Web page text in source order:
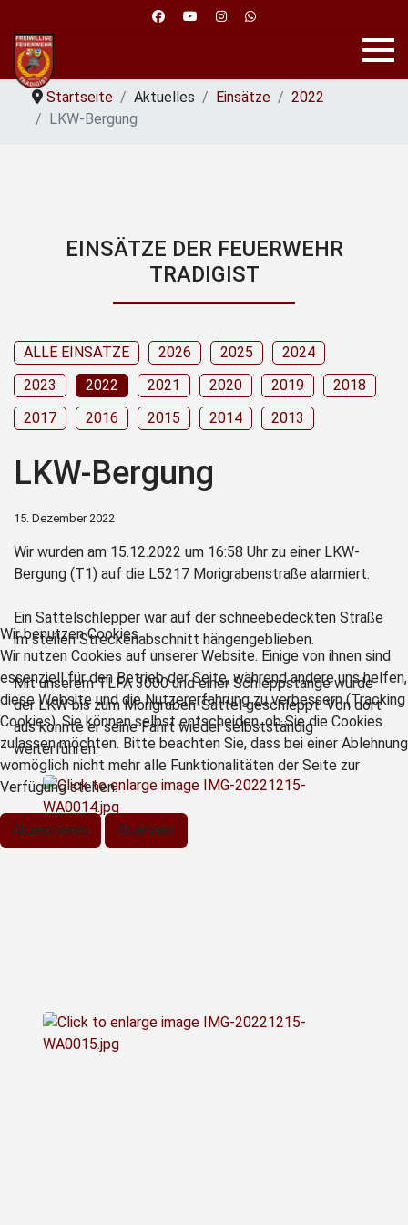
Startseite Aktuelles Einsätze
2022
LKW-Bergung
EINSÄTZE DER FEUERWEHR
TRADIGIST
ALLE EINSÄTZE 2026 2025
2024
2023
2022 2021 2020 2019
2018
2017
2016 2015 2014 2013
LKW-Bergung
15. Dezember 2022
Wir wurden am 15.12.2022 um 16:58 Uhr zu einer LKW-
Bergung (T1) auf die L5217 Morigrabenstraße alarmiert.
Ein Sattelschlepper war auf der schneebedeckten Straße
im steilen Streckenabschnitt hängengeblieben.
Mit unserem TLFA 3000 und einer Schleppstange wurde
der LKW bis zum Morigraben-Sattel geschleppt. Von dort
aus konnte er seine Fahrt wieder selbstständig
weiterführen.
Wir benutzen Cookies
Wir nutzen Cookies auf unserer Website. Einige von ihnen sind
essenziell für den Betrieb der Seite, während andere uns helfen,
diese Website und die Nutzererfahrung zu verbessern (Tracking
Cookies). Sie können selbst entscheiden, ob Sie die Cookies
zulassen möchten. Bitte beachten Sie, dass bei einer Ablehnung
womöglich nicht mehr alle Funktionalitäten der Seite zur
Verfügung stehen.
Akzeptieren Ablehnen